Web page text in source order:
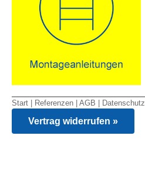
Start Referenzen AGB Datenschutz
Vertrag widerrufen »